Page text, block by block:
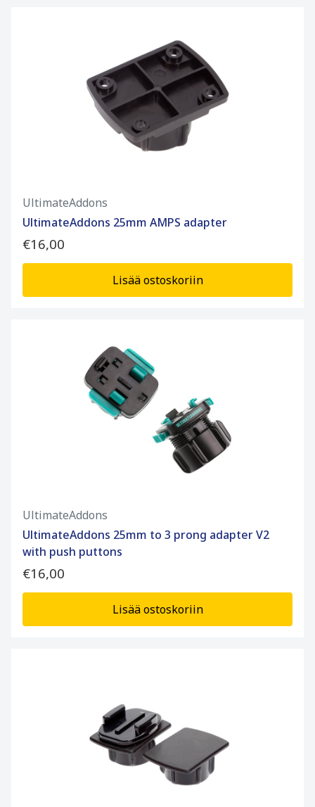
UltimateAddons
UltimateAddons 25mm AMPS adapter
€16,00
Lisää ostoskoriin
UltimateAddons
UltimateAddons 25mm to 3 prong adapter V2
with push puttons
€16,00
Lisää ostoskoriin